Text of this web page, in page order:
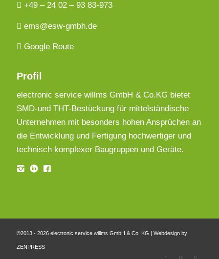
+49 – 24 02 – 93 83-973
ems@esw-gmbh.de
Google Route
Profil
electronic service willms GmbH & Co.KG bietet
SMD-und THT-Bestückung für mittelständische
Unternehmen mit besonders hohen Ansprüchen an
die Entwicklung und Fertigung hochwertiger und
technisch komplexer Baugruppen und Geräte.
©2013 - 2026 electronic service willms GmbH & Co. KG | Webdesign by
ZENPRESS